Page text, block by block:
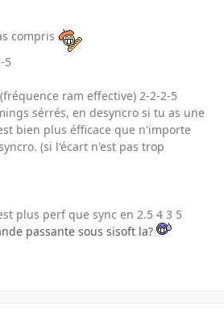
compris
5
ram effective) 2-2-2-5
sérrés, en desyncro si tu as une
bien plus éfficace que n'importe
(si l'écart n'est pas trop
plus perf que sync en 2.5 4 3 5
passante sous sisoft la?